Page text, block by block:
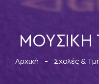
ΜΟΥΣΙΚΉ
Αρχική - Σχολές &